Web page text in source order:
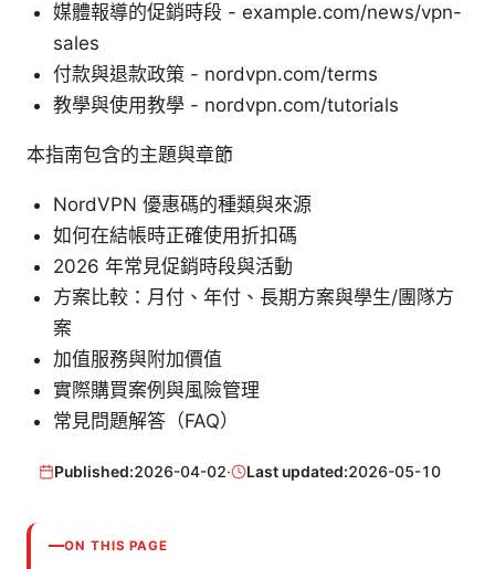
媒體報導的促銷時段 - example.com/news/vpn-
sales
付款與退款政策 - nordvpn.com/terms
教學與使用教學 - nordvpn.com/tutorials
本指南包含的主題與章節
NordVPN 優惠碼的種類與來源
如何在結帳時正確使用折扣碼
2026 年常見促銷時段與活動
方案比較：月付、年付、長期方案與學生/團隊方
案
加值服務與附加價值
實際購買案例與風險管理
常見問題解答（FAQ）
Published:2026-04-02· Last updated:2026-05-10
ON THIS PAGE